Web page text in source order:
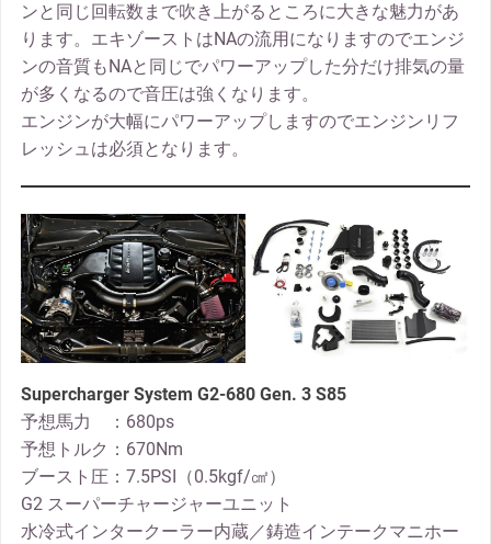
ンと同じ回転数まで吹き上がるところに大きな魅力があ
ります。エキゾーストはNAの流用になりますのでエンジ
ンの音質もNAと同じでパワーアップした分だけ排気の量
が多くなるので音圧は強くなります。
エンジンが大幅にパワーアップしますのでエンジンリフ
レッシュは必須となります。
Supercharger System G2-680 Gen. 3 S85
予想馬力 ：680ps
予想トルク：670Nm
ブースト圧：7.5PSI（0.5kgf/㎠）
G2 スーパーチャージャーユニット
水冷式インタークーラー内蔵／鋳造インテークマニホー